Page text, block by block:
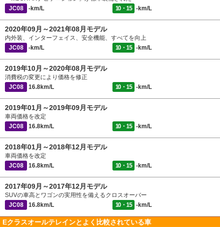
JC08
-km/L 10・15 -km/L
2020年09月～2021年08月モデル
内外装、インターフェイス、安全機能、すべてを向上
JC08
-km/L 10・15 -km/L
2019年10月～2020年08月モデル
消費税の変更により価格を修正
JC08
16.8km/L 10・15 -km/L
2019年01月～2019年09月モデル
車両価格を改定
JC08
16.8km/L 10・15 -km/L
2018年01月～2018年12月モデル
車両価格を改定
JC08
16.8km/L 10・15 -km/L
2017年09月～2017年12月モデル
SUVの車高とワゴンの実用性を備えるクロスオーバー
JC08
16.8km/L 10・15 -km/L
Eクラスオールテレインとよく比較されている車